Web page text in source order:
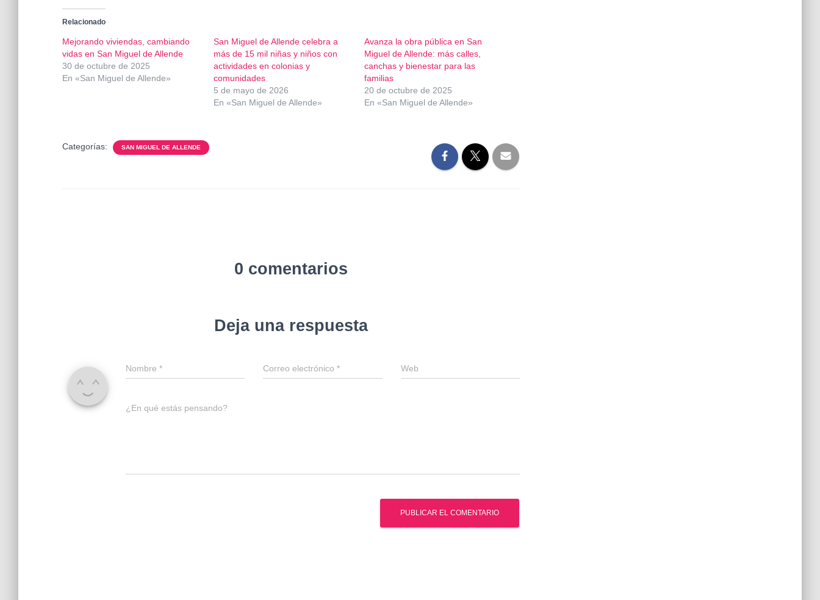
Relacionado
Mejorando viviendas, cambiando
vidas en San Miguel de Allende
30 de octubre de 2025
En «San Miguel de Allende»
San Miguel de Allende celebra a
más de 15 mil niñas y niños con
actividades en colonias y
comunidades
5 de mayo de 2026
En «San Miguel de Allende»
Avanza la obra pública en San
Miguel de Allende: más calles,
canchas y bienestar para las
familias
20 de octubre de 2025
En «San Miguel de Allende»
Categorías: SAN MIGUEL DE ALLENDE
0 comentarios
Deja una respuesta
Nombre * Correo electrónico* Web
¿En qué estás pensando?